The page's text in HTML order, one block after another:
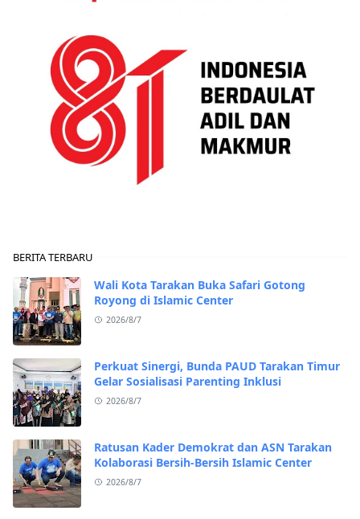
BERITA TERBARU
Wali Kota Tarakan Buka Safari Gotong
Royong di Islamic Center
2026/8/7
Perkuat Sinergi, Bunda PAUD Tarakan Timur
Gelar Sosialisasi Parenting Inklusi
2026/8/7
Ratusan Kader Demokrat dan ASN Tarakan
Kolaborasi Bersih-Bersih Islamic Center
2026/8/7